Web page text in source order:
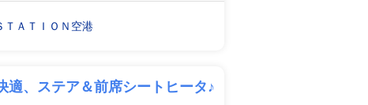
ＡＴＩＯＮ空港
、ステア＆前席シートヒータ♪